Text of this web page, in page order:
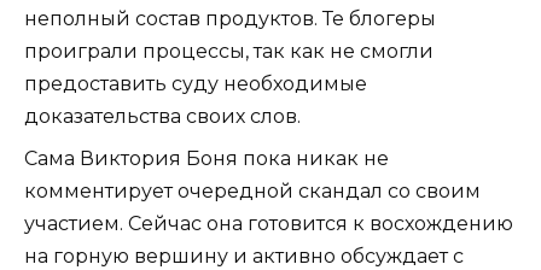
неполный состав продуктов. Те блогеры
проиграли процессы, так как не смогли
предоставить суду необходимые
доказательства своих слов.
Сама Виктория Боня пока никак не
комментирует очередной скандал со своим
участием. Сейчас она готовится к восхождению
на горную вершину и активно обсуждает с